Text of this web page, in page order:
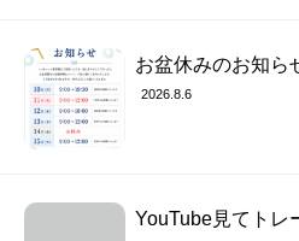
お盆休みのお知ら
2026.8.6
YouTube見てト